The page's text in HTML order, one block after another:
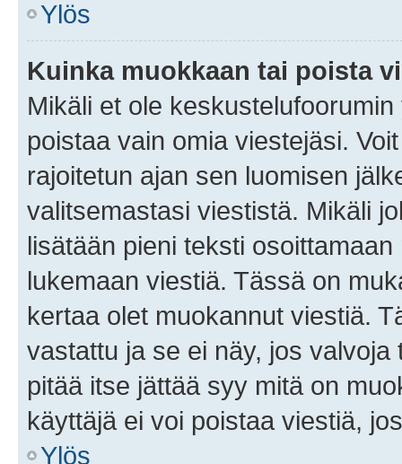
Ylös
Kuinka muokkaan tai poista
Mikäli et ole
poistaa vain omia viestejäsi.
rajoitetun ajan sen luomisen
valitsemastasi viestistä. Mikäli
lisätään pieni teksti
lukemaan viestiä. Tässä on
kertaa olet muokannut viestiä.
vastattu ja se ei näy, jos
pitää itse jättää syy mitä on
käyttäjä ei voi poistaa viestiä,
Ylös